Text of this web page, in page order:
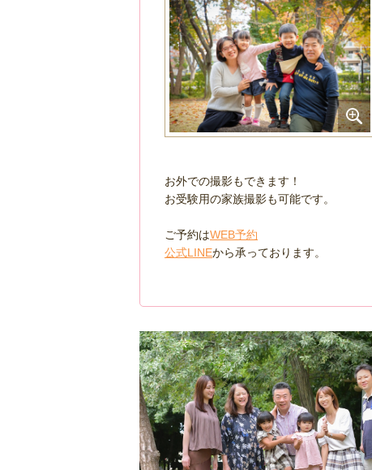
お外での撮影もできます！
お受験用の家族撮影も可能です。
ご予約はWEB予約
公式LINEから承っております。